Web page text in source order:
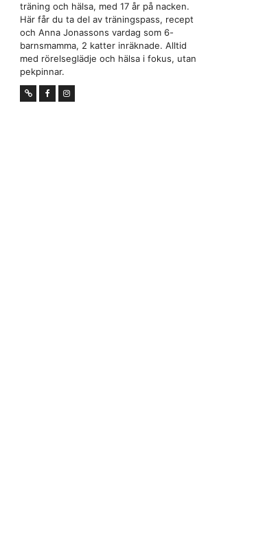
träning och hälsa, med 17 år på nacken.
Här får du ta del av träningspass, recept
och Anna Jonassons vardag som 6-
barnsmamma, 2 katter inräknade. Alltid
med rörelseglädje och hälsa i fokus, utan
pekpinnar.